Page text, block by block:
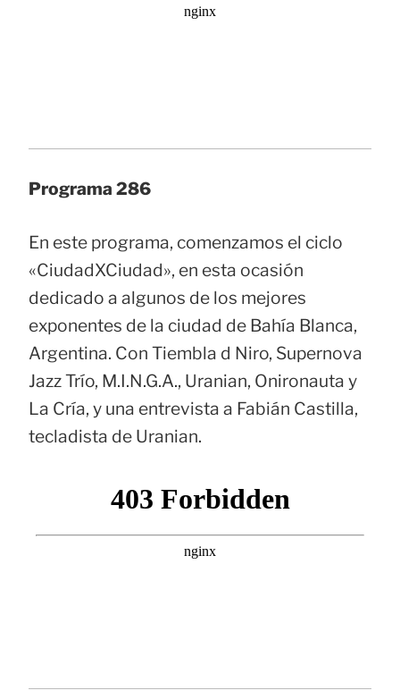
Programa 286
En este programa, comenzamos el ciclo
«CiudadXCiudad», en esta ocasión
dedicado a algunos de los mejores
exponentes de la ciudad de Bahía Blanca,
Argentina. Con Tiembla d Niro, Supernova
Jazz Trío, M.I.N.G.A., Uranian, Onironauta y
La Cría, y una entrevista a Fabián Castilla,
tecladista de Uranian.